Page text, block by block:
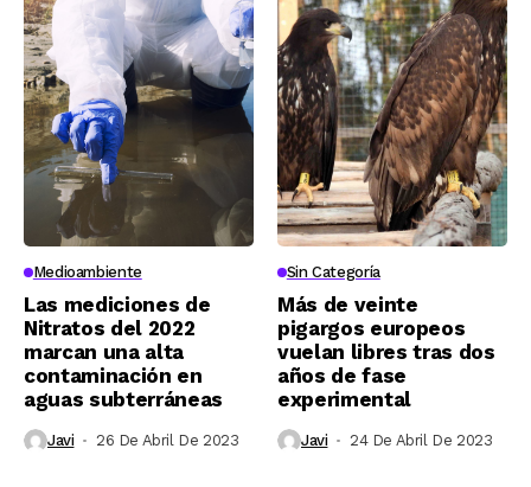
Medioambiente
Las mediciones de
Nitratos del 2022
marcan una alta
contaminación en
aguas subterráneas
Javi 26 De Abril De 2023
Sin Categoría
Más de veinte
pigargos europeos
vuelan libres tras dos
años de fase
experimental
Javi 24 De Abril De 2023